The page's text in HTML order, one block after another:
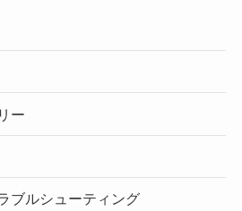
ー
ブルシューティング